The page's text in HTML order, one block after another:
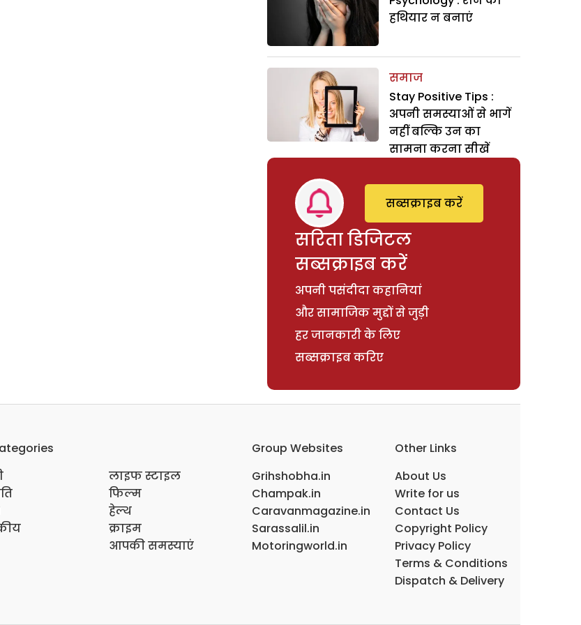
हथियार न बनाएं
समाज
Stay Positive Tips :
अपनी समस्याओं से भागें
नहीं बल्कि उन का
सामना करना सीखें
सरिता डिजिटल
सब्सक्राइब करें
अपनी पसंदीदा कहानियां
और सामाजिक मुद्दों से जुड़ी
हर जानकारी के लिए
सब्सक्राइब करिए
सब्सक्राइब करें
लाइफ स्टाइल
फिल्म
हेल्थ
क्राइम
आपकी समस्याएं
Group Websites
Grihshobha.in
Champak.in
Caravanmagazine.in
Sarassalil.in
Motoringworld.in
Other Links
About Us
Write for us
Contact Us
Copyright Policy
Privacy Policy
Terms & Conditions
Dispatch & Delivery